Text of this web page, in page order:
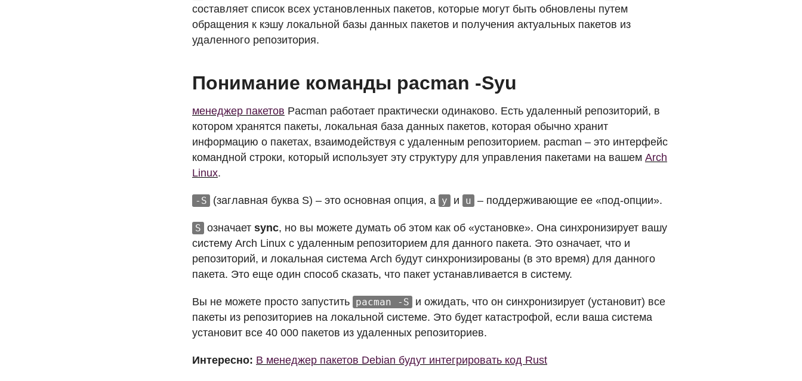
составляет список всех установленных пакетов, которые могут быть обновлены путем
обращения к кэшу локальной базы данных пакетов и получения актуальных пакетов из
удаленного репозитория.
Понимание команды pacman -Syu
менеджер пакетов Pacman работает практически одинаково. Есть удаленный репозиторий, в
котором хранятся пакеты, локальная база данных пакетов, которая обычно хранит
информацию о пакетах, взаимодействуя с удаленным репозиторием. pacman – это интерфейс
командной строки, который использует эту структуру для управления пакетами на вашем Arch
Linux.
-S (заглавная буква S) – это основная опция, а y и u – поддерживающие ее «под-опции».
S означает sync, но вы можете думать об этом как об «установке». Она синхронизирует вашу
систему Arch Linux с удаленным репозиторием для данного пакета. Это означает, что и
репозиторий, и локальная система Arch будут синхронизированы (в это время) для данного
пакета. Это еще один способ сказать, что пакет устанавливается в систему.
Вы не можете просто запустить pacman -S
и ожидать, что он синхронизирует (установит) все
пакеты из репозиториев на локальной системе. Это будет катастрофой, если ваша система
установит все 40 000 пакетов из удаленных репозиториев.
Интересно: В менеджер пакетов Debian будут интегрировать код Rust